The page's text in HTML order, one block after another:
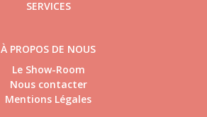
SERVICES
À PROPOS DE NOUS
Le Show-Room
Nous contacter
Mentions Légales